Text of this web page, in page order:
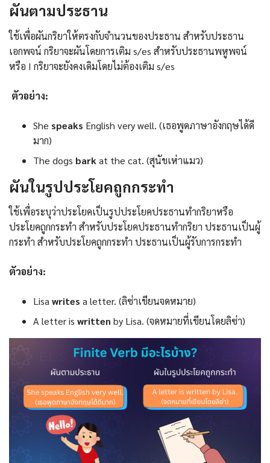
ผันตามประธาน
ใช้เพื่อผันกริยาให้ตรงกับจำนวนของประธาน สำหรับประธาน
เอกพจน์ กริยาจะผันโดยการเติม s/es สำหรับประธานพหูพจน์
หรือ I กริยาจะยังคงเดิมโดยไม่ต้องเติม s/es
ตัวอย่าง:
She speaks English very well. (เธอพูดภาษาอังกฤษได้ดี
มาก)
The dogs bark at the cat. (สุนัขเห่าแมว)
ผันในรูปประโยคถูกกระทำ
ใช้เพื่อระบุว่าประโยคเป็นรูปประโยคประธานทำกริยาหรือ
ประโยคถูกกระทำ สำหรับประโยคประธานทำกริยา ประธานเป็นผู้
กระทำ สำหรับประโยคถูกกระทำ ประธานเป็นผู้รับการกระทำ
ตัวอย่าง:
Lisa writes a letter. (ลิซ่าเขียนจดหมาย)
A letter is written by Lisa. (จดหมายที่เขียนโดยลิซ่า)